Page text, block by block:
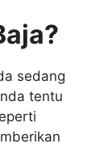
sedang
tentu